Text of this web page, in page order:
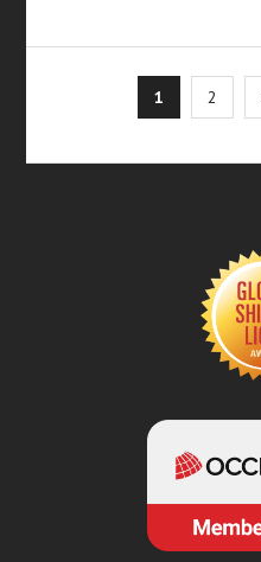
pagination
1 2